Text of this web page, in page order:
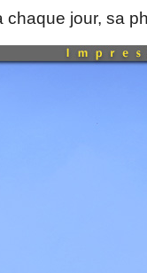
chaque jour, sa